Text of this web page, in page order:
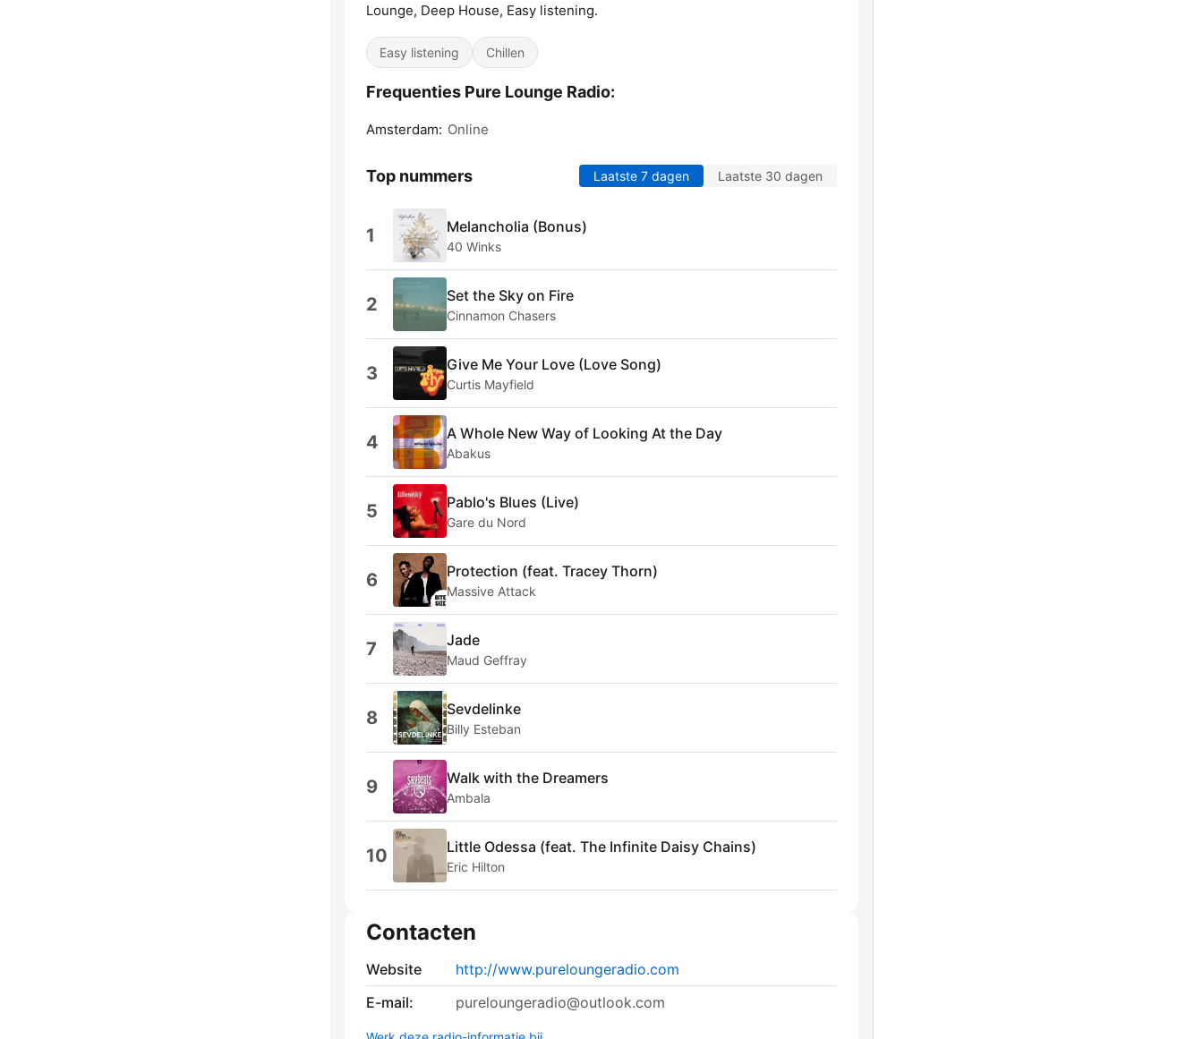
Lounge, Deep House, Easy listening.
Easy listening Chillen
Frequenties Pure Lounge Radio:
Amsterdam: Online
Top nummers Laatste 7 dagen Laatste 30 dagen
1 Melancholia (Bonus)
40 Winks
2 Set the Sky on Fire
Cinnamon Chasers
3 Give Me Your Love (Love Song)
Curtis Mayfield
4 A Whole New Way of Looking At the Day
Abakus
5 Pablo's Blues (Live)
Gare du Nord
6 Protection (feat. Tracey Thorn)
Massive Attack
7 Jade
Maud Geffray
8 Sevdelinke
Billy Esteban
9 Walk with the Dreamers
Ambala
10 Little Odessa (feat. The Infinite Daisy Chains)
Eric Hilton
Contacten
Website
http://www.pureloungeradio.com
E-mail:
pureloungeradio@outlook.com